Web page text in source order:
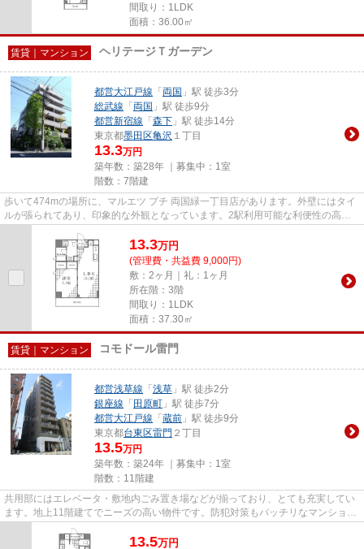
間取り：1LDK
面積：36.00㎡
賃貸｜マンション ヘリテージＴガーデン
都営大江戸線 「 両国 」駅 徒歩3分
総武線 「 両国 」駅 徒歩9分
都営新宿線 「 森下 」駅 徒歩14分
東京都墨田区亀沢 １丁目
13.3万円
築年数：築28年 ｜募集中： 1室
階数：7階建
歩いて474mの場所に、マルエツ プチ 両国緑一丁目店があります。外壁にはタイ
ルが張られてあり、印象的な外観となっています。2駅利用可能な利便性の高い
13.3万円
(管理費・共益費 9,000円)
敷：2ヶ月｜礼：1ヶ月
所在階：3階
間取り：1LDK
面積：37.30㎡
賃貸｜マンション コモドール雷門
都営浅草線 「 浅草 」駅 徒歩2分
銀座線 「 田原町 」駅 徒歩7分
都営大江戸線 「 蔵前 」駅 徒歩9分
東京都台東区雷門 ２丁目
13.5万円
築年数：築24年 ｜募集中： 1室
階数：11階建
共用部にはエレベータ・敷地内ごみ置き場などが揃っており、とても充実してい
ます。地上11階建てでニーズの高い物件です。防犯対策もバッチリなマンション
タイプの物件です。2駅利用で...
13.5万円